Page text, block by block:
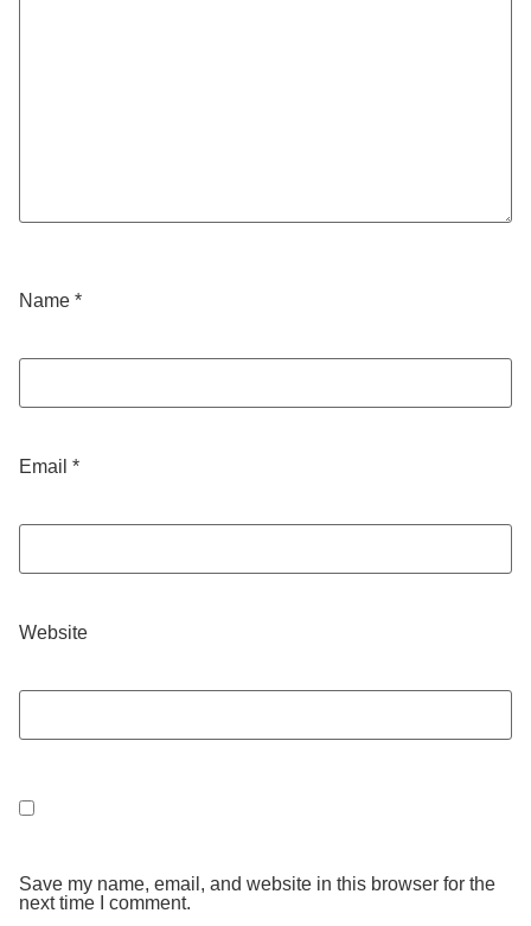
Name *
Email *
Website
Save my name, email, and website in this browser for the
next time I comment.